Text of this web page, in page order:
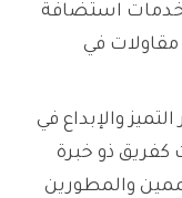
وخدمات استضافة
في
والإبداع في
أكثر من 10 سنوات كفريق ذو خبرة
والمطورين